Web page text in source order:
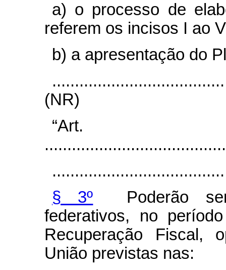
a) o processo de
referem os incisos I ao
b) a apresentação do
(NR)
§ 3º Poderão ser
federativos, no
Recuperação Fiscal,
União previstas nas: